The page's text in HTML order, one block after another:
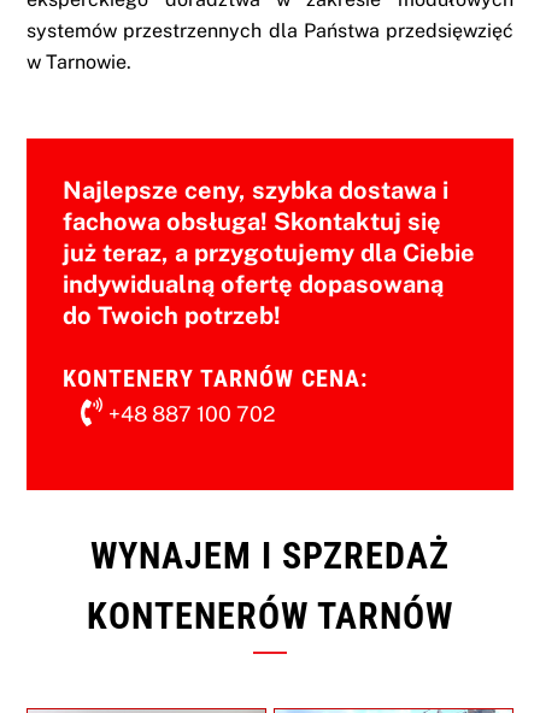
systemów przestrzennych dla Państwa przedsięwzięć
w Tarnowie.
Najlepsze ceny, szybka dostawa i
fachowa obsługa! Skontaktuj się
już teraz, a przygotujemy dla Ciebie
indywidualną ofertę dopasowaną
do Twoich potrzeb!
KONTENERY TARNÓW CENA:
+48 887 100 702
WYNAJEM I SPZREDAŻ
KONTENERÓW TARNÓW